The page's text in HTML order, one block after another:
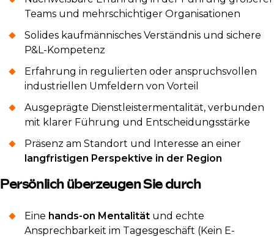
Teams und mehrschichtiger Organisationen
Solides kaufmännisches Verständnis und sichere
P&L-Kompetenz
Erfahrung in regulierten oder anspruchsvollen
industriellen Umfeldern von Vorteil
Ausgeprägte Dienstleistermentalität, verbunden
mit klarer Führung und Entscheidungsstärke
Präsenz am Standort und Interesse an einer
langfristigen Perspektive in der Region
Persönlich überzeugen Sie durch
Eine hands-on Mentalität und echte
Ansprechbarkeit im Tagesgeschäft (Kein E-